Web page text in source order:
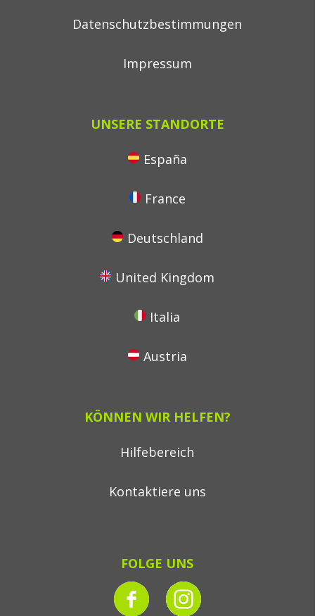
Datenschutzbestimmungen
Impressum
UNSERE STANDORTE
España
France
Deutschland
United Kingdom
Italia
Austria
KÖNNEN WIR HELFEN?
Hilfebereich
Kontaktiere uns
FOLGE UNS